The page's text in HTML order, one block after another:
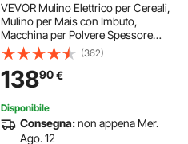
VEVOR Mulino Elettrico per Cereali,
Mulino per Mais con Imbuto,
Macchina per Polvere Spessore
Regolabile, Mulino per Cereali per
Farina Impieghi Gravosi, Macina a
Secco o Umido, Macina Spezie
3000 W
(362)
13890€
Disponibile
Consegna:non appena Mer.
Ago. 12